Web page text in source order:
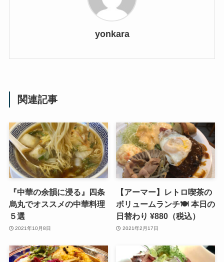
yonkara
関連記事
『中華の余韻に浸る』四条
烏丸でオススメの中華料理
５選
2021年10月8日
【アーマー】レトロ喫茶の
ボリュームランチ🍽 本日の
日替わり ¥880（税込）
2021年2月17日